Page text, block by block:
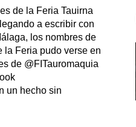
de la Feria Tauirna
a escribir con
los nombres de
la Feria pudo verse en
de @FITauromaquia
un hecho sin